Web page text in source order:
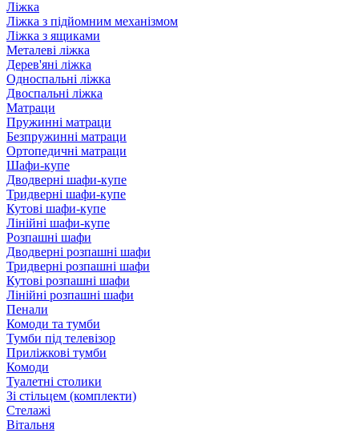
Ліжка
Ліжка з підйомним механізмом
Ліжка з ящиками
Металеві ліжка
Дерев'яні ліжка
Односпальні ліжка
Двоспальні ліжка
Матраци
Пружинні матраци
Безпружинні матраци
Ортопедичні матраци
Шафи-купе
Дводверні шафи-купе
Тридверні шафи-купе
Кутові шафи-купе
Лінійні шафи-купе
Розпашні шафи
Дводверні розпашні шафи
Тридверні розпашні шафи
Кутові розпашні шафи
Лінійні розпашні шафи
Пенали
Комоди та тумби
Тумби під телевізор
Приліжкові тумби
Комоди
Туалетні столики
Зі стільцем (комплекти)
Стелажі
Вітальня